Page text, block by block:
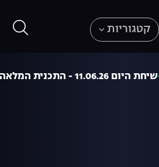
קטגוריות
שיחת היום 11.06.26 - התכנית המלאה